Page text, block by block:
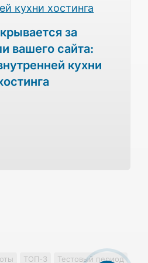
за
вашего сайта:
кухни
ТОП-3 Тестовый период